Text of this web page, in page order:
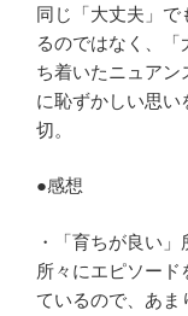
同じ「大丈夫」で
るのではなく、
ち着いたニュア
に恥ずかしい思い
切。
●感想
・「育ちが良い
所々にエピソー
ているので、あま